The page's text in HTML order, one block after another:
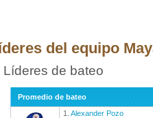
del equipo
Líderes de bateo
Promedio de bateo
1. Alexander Pozo